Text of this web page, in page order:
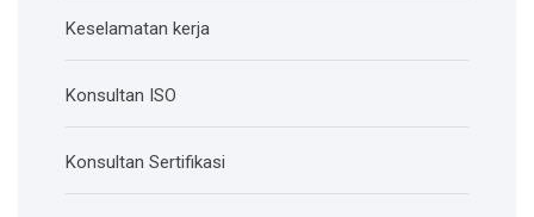
Keselamatan kerja
Konsultan ISO
Konsultan Sertifikasi